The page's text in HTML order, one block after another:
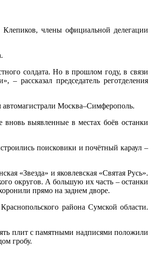
члены официальной делегации
солдата. Но в прошлом году, в связи
рассказал председатель реготделения
Москва–Симферополь.
выявленные в местах боёв останки
поисковики и почётный караул –
«Звезда» и яковлевская «Святая Русь».
округов. А большую их часть – останки
прямо на заднем дворе.
района Сумской области.
плит с памятными надписями положили
гробу.